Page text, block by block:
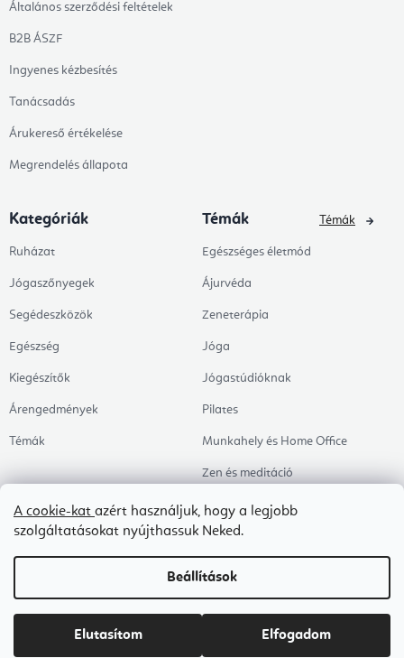
A cookie-kat azért használjuk, hogy a legjobb
szolgáltatásokat nyújthassuk Neked.
Beállítások
Elutasítom Elfogadom
Általános szerződési feltételek
B2B ÁSZF
Ingyenes kézbesítés
Tanácsadás
Árukereső értékelése
Megrendelés állapota
Kategóriák
Ruházat
Jógaszőnyegek
Segédeszközök
Egészség
Kiegészítők
Árengedmények
Témák
Témák
Egészséges életmód
Ájurvéda
Zeneterápia
Jóga
Jógastúdióknak
Pilates
Munkahely és Home Office
Zen és meditáció
Aromaterápia
Egészséges alvás
Kedvenceink
Témák
Shoptet Premium készítette
Copyright 2026Flexity. Minden jog fenntartva.Süti beállítások szerkesztése